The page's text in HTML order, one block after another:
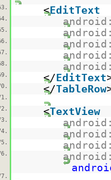
<EditText
</EditText
</TableRow
<TextView